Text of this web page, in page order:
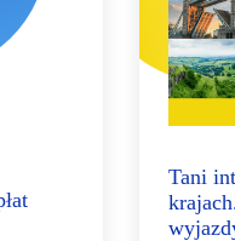
Tani